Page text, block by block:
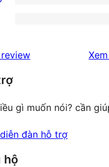
gì muốn nói? cần
đàn hỗ trợ
hộ